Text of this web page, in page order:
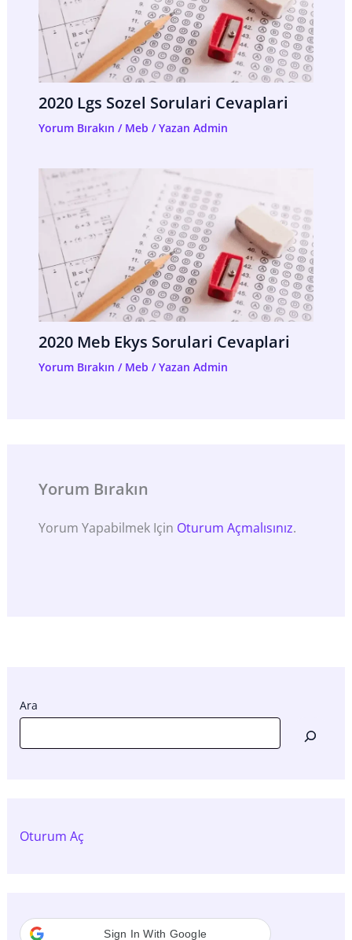
2020 Lgs Sozel Sorulari Cevaplari
Yorum Bırakın / Meb / Yazan Admin
2020 Meb Ekys Sorulari Cevaplari
Yorum Bırakın / Meb / Yazan Admin
Yorum Bırakın
Yorum Yapabilmek Için Oturum Açmalısınız.
Ara
Oturum Aç
Sign In With Google